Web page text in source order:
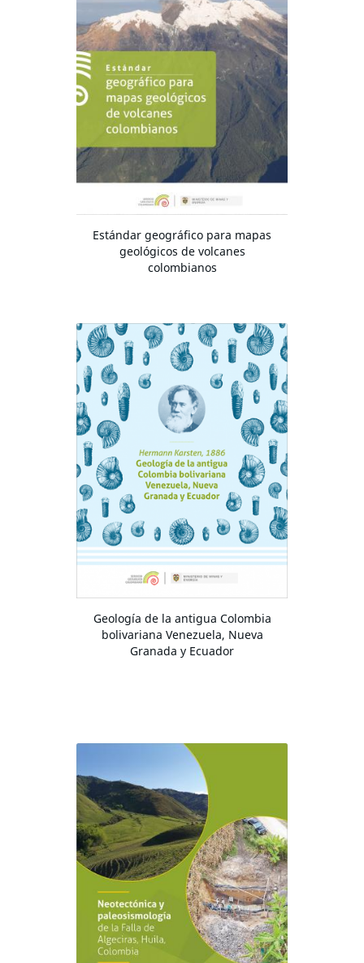
Estándar geográfico para mapas
geológicos de volcanes
colombianos
Geología de la antigua Colombia
bolivariana Venezuela, Nueva
Granada y Ecuador